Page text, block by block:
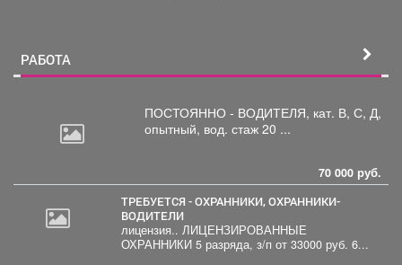
РАБОТА
ПОСТОЯННО - ВОДИТЕЛЯ, кат. В, С, Д,
опытный, вод. стаж 20 ...
70 000 руб.
ТРЕБУЕТСЯ - ОХРАННИКИ, ОХРАННИКИ-
ВОДИТЕЛИ
лицензия.. ЛИЦЕНЗИРОВАННЫЕ
ОХРАННИКИ 5 разряда, з/п от 33000 руб. 6...